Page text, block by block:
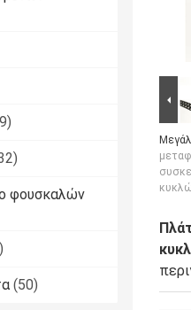
φουσκαλών
(50)